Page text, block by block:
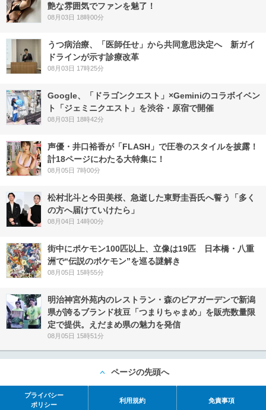
艶な雰囲気でファンを魅了！
08月03日 18時00分
うつ病治療、「医師任せ」から共同意思決定へ 新ガイ
ドラインが示す診療改革
08月03日 17時25分
Google、「ドラゴンクエスト」×Geminiのコラボイベン
ト「ジェミニクエスト」を渋谷・原宿で開催
08月03日 18時42分
声優・井口裕香が「FLASH」で圧巻のスタイルを披露！
計18ページにわたる大特集に！
08月05日 7時00分
松村北斗と今田美桜、急逝した東野圭吾氏へ誓う「多く
の方へ届けていけたら」
08月04日 14時00分
街中にポケモン100匹以上、立像は19匹 日本橋・八重
洲で“伝説のポケモン”を巡る謎解き
08月05日 15時55分
明治神宮外苑内のレストラン・森のビアガーデンで新潟
県が誇るブランド枝豆「つまりちゃまめ」を販売数量限
定で提供。えだまめ県の魅力を発信
08月05日 15時51分
ページの先頭へ
プライバシー
ポリシー
利用規約 免責事項